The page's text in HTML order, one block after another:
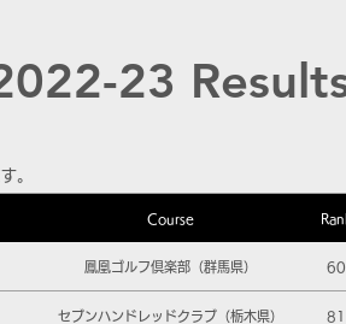
23
。
Course
鳳凰ゴルフ倶楽部（群馬県） 60
セブンハンドレッドクラブ（栃木県） 81